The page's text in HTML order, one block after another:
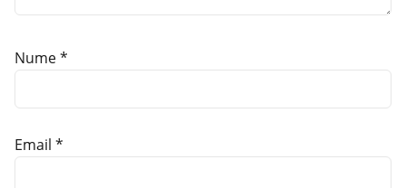
Nume*
Email *